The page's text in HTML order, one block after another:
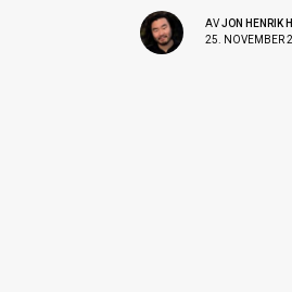
AVJON HENRIK
25. NOVEMBER